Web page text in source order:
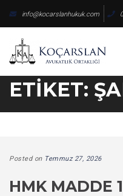
content
info@kocarslanhukuk.com
ETIKET:
Posted on Temmuz 27, 2026
HMK MADDE